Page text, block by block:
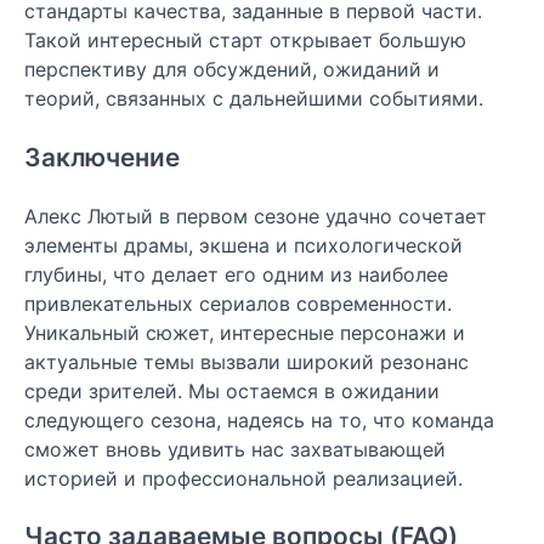
стандарты качества, заданные в первой части.
Такой интересный старт открывает большую
перспективу для обсуждений, ожиданий и
теорий, связанных с дальнейшими событиями.
Заключение
Алекс Лютый в первом сезоне удачно сочетает
элементы драмы, экшена и психологической
глубины, что делает его одним из наиболее
привлекательных сериалов современности.
Уникальный сюжет, интересные персонажи и
актуальные темы вызвали широкий резонанс
среди зрителей. Мы остаемся в ожидании
следующего сезона, надеясь на то, что команда
сможет вновь удивить нас захватывающей
историей и профессиональной реализацией.
Часто задаваемые вопросы (FAQ)